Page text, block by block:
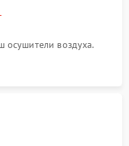
воздуха.